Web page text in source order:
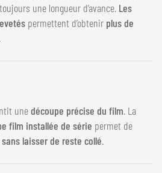
une longueur d’avance. Les
permettent d’obtenir plus de
.
unedécoupe précise du film. La
film installée de série permet de
sans laisser de reste collé.